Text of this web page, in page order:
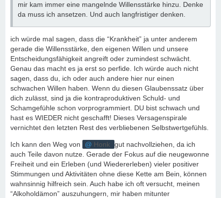
mir kam immer eine mangelnde Willensstärke hinzu. Denke
da muss ich ansetzen. Und auch langfristiger denken.
ich würde mal sagen, dass die “Krankheit” ja unter anderem
gerade die Willensstärke, den eigenen Willen und unsere
Entscheidungsfähigkeit angreift oder zumindest schwächt.
Genau das macht es ja erst so perfide. Ich würde auch nicht
sagen, dass du, ich oder auch andere hier nur einen
schwachen Willen haben. Wenn du diesen Glaubenssatz über
dich zulässt, sind ja die kontraproduktiven Schuld- und
Schamgefühle schon vorprogrammiert. DU bist schwach und
hast es WIEDER nicht geschafft! Dieses Versagenspirale
vernichtet den letzten Rest des verbliebenen Selbstwertgefühls.
Ich kann den Weg von Honk
gut nachvollziehen, da ich
auch Teile davon nutze. Gerade der Fokus auf die neugewonne
Freiheit und ein Erleben (und Wiedererleben) vieler positiver
Stimmungen und Aktivitäten ohne diese Kette am Bein, können
wahnsinnig hilfreich sein. Auch habe ich oft versucht, meinen
“Alkoholdämon” auszuhungern, mir haben mitunter